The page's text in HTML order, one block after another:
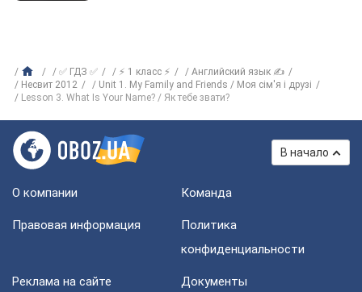
✅ ГДЗ ✅ ⚡ 1 класс ⚡
Английский язык ✍
Несвит 2012
Unit 1. My Family and Friends / Моя сім'я і друзі
Lesson 3. What Is Your Name? / Як тебе звати?
В начало
О компании Команда
Правовая информация
Политика
конфиденциальности
Реклама на сайте Документы